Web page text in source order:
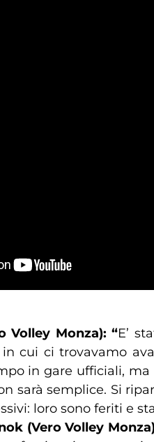
Volley Monza): “E’
cui ci trovavamo
in gare ufficiali,
sarà semplice. Si
loro sono feriti e
(Vero Volley